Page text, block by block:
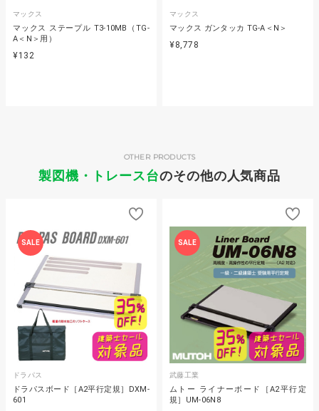
マックス
マックス ステープル T3-10MB（TG-
A＜N＞用）
¥132
マックス
マックス ガンタッカ TG-A＜N＞
¥8,778
製図機・トレース台のその他の人気商品
OTHER PRODUCTS
SALE
ドラパス
ドラパスボード［A2平行定規］DXM-
601
SALE
武藤工業
ムトー ライナーボード［A2平行定
規］UM-06N8